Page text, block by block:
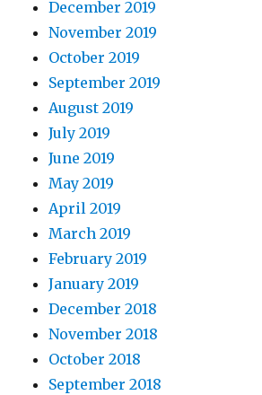
December 2019
November 2019
October 2019
September 2019
August 2019
July 2019
June 2019
May 2019
April 2019
March 2019
February 2019
January 2019
December 2018
November 2018
October 2018
September 2018